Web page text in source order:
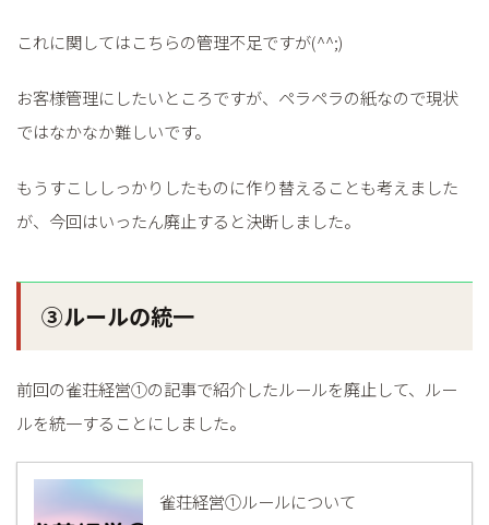
これに関してはこちらの管理不足ですが(^^;)
お客様管理にしたいところですが、ペラペラの紙なので現状
ではなかなか難しいです。
もうすこししっかりしたものに作り替えることも考えました
が、今回はいったん廃止すると決断しました。
③ルールの統一
前回の雀荘経営①の記事で紹介したルールを廃止して、ルー
ルを統一することにしました。
雀荘経営①ルールについて